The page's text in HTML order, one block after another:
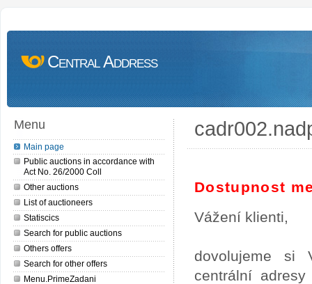
Central Address
Menu
Main page
Public auctions in accordance with
Act No. 26/2000 Coll
Other auctions
List of auctioneers
Statiscics
Search for public auctions
Others offers
Search for other offers
Menu.PrimeZadani
Dostupnost
Vážení klienti,
dovolujeme si
centrální